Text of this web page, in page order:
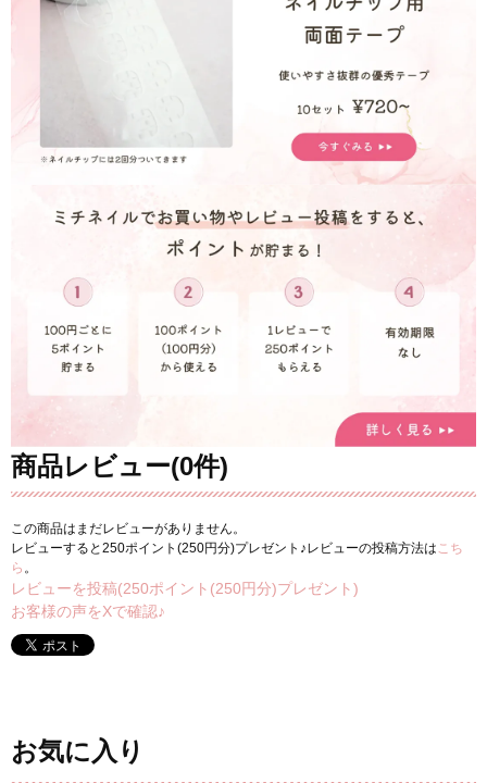
商品レビュー(0件)
この商品はまだレビューがありません。
レビューすると250ポイント(250円分)プレゼント♪レビューの投稿方法は こち
ら 。
レビューを投稿(250ポイント(250円分)プレゼント)
お客様の声をXで確認♪
お気に入り